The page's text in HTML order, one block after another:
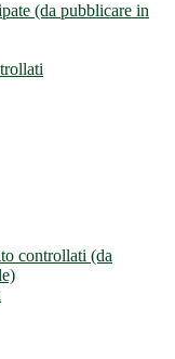
(da pubblicare in
controllati (da